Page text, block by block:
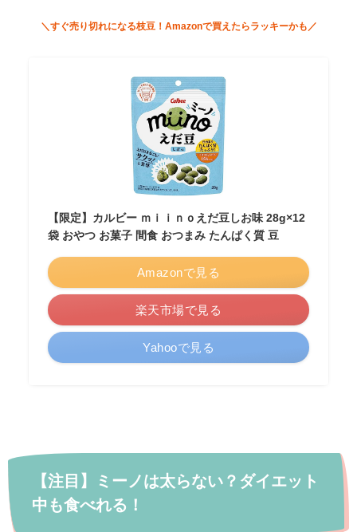
＼すぐ売り切れになる枝豆！Amazonで買えたらラッキーかも／
【限定】カルビー ｍｉｉｎｏえだ豆しお味 28g×12
袋 おやつ お菓子 間食 おつまみ たんぱく質 豆
Amazonで見る
楽天市場で見る
Yahooで見る
【注目】ミーノは太らない？ダイエット
中も食べれる！